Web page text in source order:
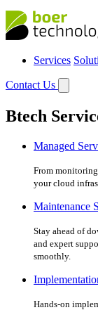
Services
Contact Us
Btech
Managed
From
your cloud
Maintenance
Stay ahead of
and expert
smoothly.
Hands-on